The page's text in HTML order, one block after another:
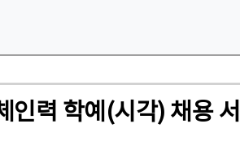
력 학예(시각) 채용